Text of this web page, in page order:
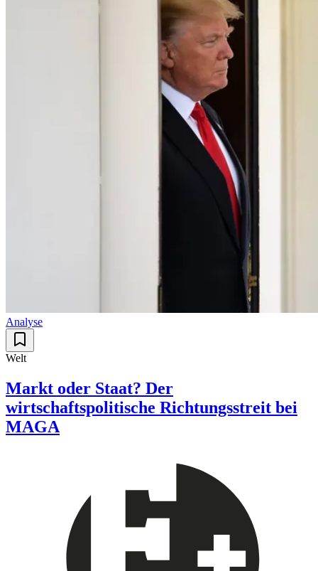
Analyse
Welt
Markt oder Staat? Der
wirtschaftspolitische Richtungsstreit bei
MAGA